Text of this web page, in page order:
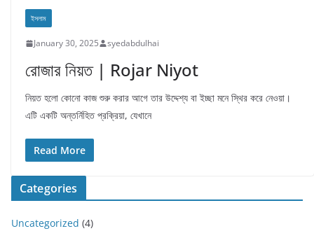
ইসলাম
January 30, 2025 syedabdulhai
রোজার নিয়ত | Rojar Niyot
নিয়ত হলো কোনো কাজ শুরু করার আগে তার উদ্দেশ্য বা ইচ্ছা মনে স্থির করে নেওয়া।
এটি একটি অন্তর্নিহিত প্রক্রিয়া, যেখানে
Read More
Categories
Uncategorized (4)